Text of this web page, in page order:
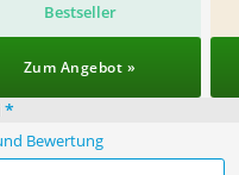
Bestseller
Zum Angebot »
*
Bewertung